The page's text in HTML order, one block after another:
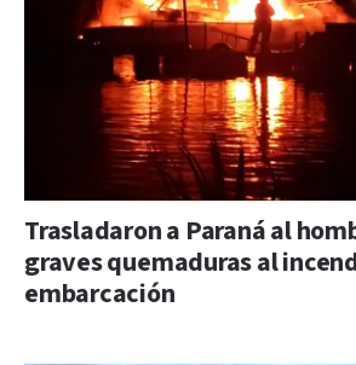
Trasladaron a Paraná al
graves quemaduras al
embarcación